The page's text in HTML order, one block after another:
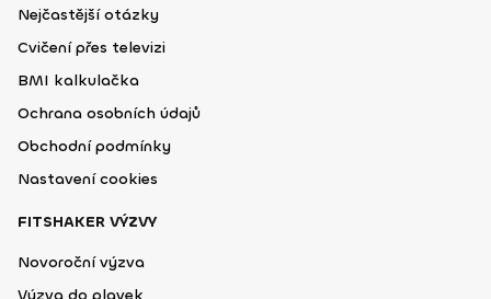
Nejčastější otázky
Cvičení přes televizi
BMI kalkulačka
Ochrana osobních údajů
Obchodní podmínky
Nastavení cookies
FITSHAKER VÝZVY
Novoroční výzva